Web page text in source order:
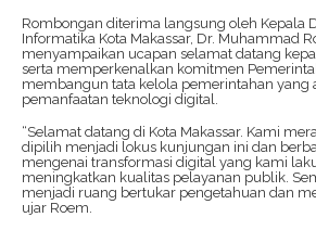
Rombongan diterima langsung oleh Kepala
Informatika Kota Makassar, Dr. Muhammad
menyampaikan ucapan selamat datang
serta memperkenalkan komitmen
membangun tata kelola pemerintahan yang
pemanfaatan teknologi digital.
“Selamat datang di Kota Makassar. Kami
dipilih menjadi lokus kunjungan ini dan
mengenai transformasi digital yang kami
meningkatkan kualitas pelayanan publik.
menjadi ruang bertukar pengetahuan dan
ujar Roem.